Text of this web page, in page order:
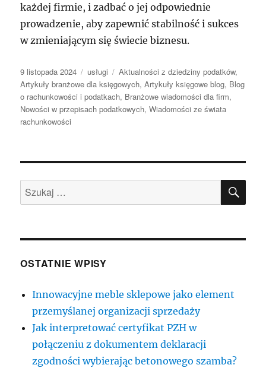
każdej firmie, i zadbać o jej odpowiednie
prowadzenie, aby zapewnić stabilność i sukces
w zmieniającym się świecie biznesu.
Data
publikacji
9 listopada 2024 Kategorie
usługi Tagi
Aktualności z dziedziny podatków,
Artykuły branżowe dla księgowych,Artykuły księgowe blog, Blog
o rachunkowości i podatkach, Branżowe wiadomości dla firm,
Nowości w przepisach podatkowych,Wiadomości ze świata
rachunkowości
Szukaj:
OSTATNIE WPISY
Innowacyjne meble sklepowe jako element
przemyślanej organizacji sprzedaży
Jak interpretować certyfikat PZH w
połączeniu z dokumentem deklaracji
zgodności wybierając betonowego szamba?